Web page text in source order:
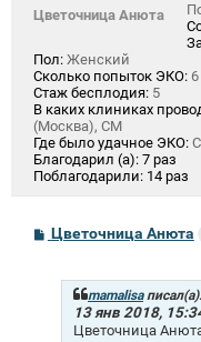
Цветочница Анюта
Пол: Женский
Сколько попыток ЭКО: 6
Стаж бесплодия: 5
В каких клиниках
(Москва), СМ
Где было удачное ЭКО:
Благодарил (а): 7 раз
Поблагодарили: 14 раз
СЦветочница Анюта
mamalisa
13 янв 2018,
Цветочница